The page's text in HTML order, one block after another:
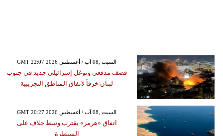
GMT 22:07 2026 السبت ,08 آب / أغسطس
قصف مدفعي وتوغل إسرائيلي جديد في جنوب
لبنان خرقاً لاتفاق المناطق التجريبية
GMT 20:27 2026 السبت ,08 آب / أغسطس
اتفاق «هرمز» يقترب وسط خلاف على
السيطرة